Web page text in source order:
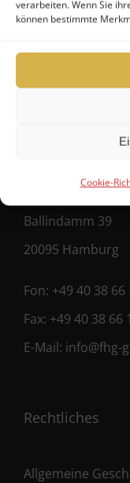
verarbeiten. Wenn Sie
können bestimmte
Cookie-
Maklervertrag
Hanseatische
Ballindamm 39
20095 Hamburg
Fon: +49 40 38 66
Fax: +49 40 38 66
E-Mail: info@fhg-
Rechtliches
Allgemeine